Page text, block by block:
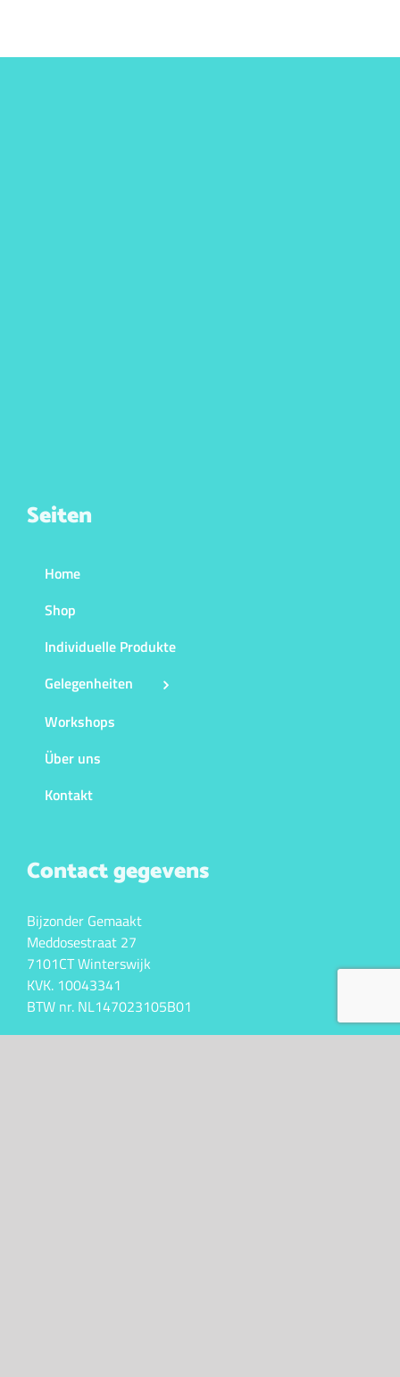
Seiten
Home
Shop
Individuelle Produkte
Gelegenheiten
Workshops
Über uns
Kontakt
Contact gegevens
Bijzonder Gemaakt
Meddosestraat 27
7101CT Winterswijk
KVK. 10043341
BTW nr. NL147023105B01